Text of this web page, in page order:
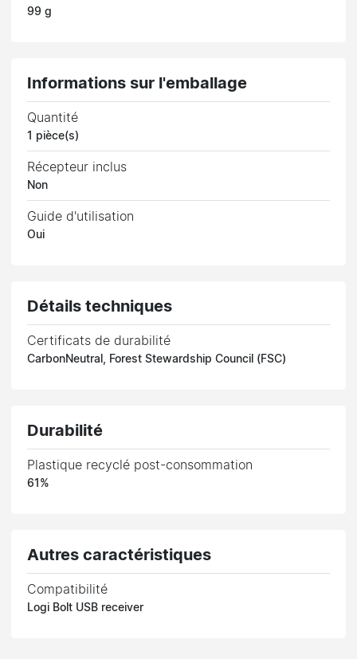
99 g
Informations sur l'emballage
Quantité
1 pièce(s)
Récepteur inclus
Non
Guide d'utilisation
Oui
Détails techniques
Certificats de durabilité
CarbonNeutral, Forest Stewardship Council (FSC)
Durabilité
Plastique recyclé post-consommation
61%
Autres caractéristiques
Compatibilité
Logi Bolt USB receiver